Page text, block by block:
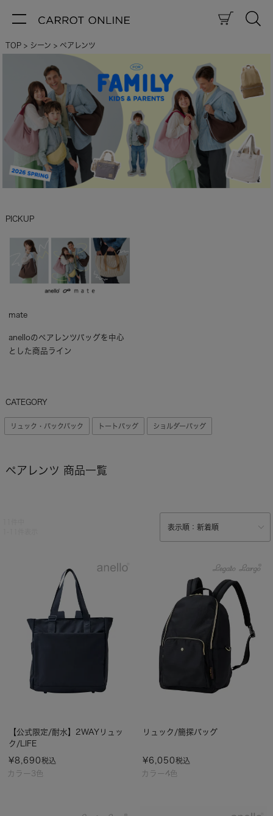
TOP シーン ペアレンツ
PICKUP
mate
anelloのペアレンツバッグを中心
とした商品ライン
CATEGORY
リュック・バックパック トートバッグ ショルダーバッグ
ペアレンツ 商品一覧
カラー3色
【公式限定/耐水】2WAYリュッ
ク/LIFE
¥8,690税込
カラー4色
リュック/簡探バッグ
¥6,050税込